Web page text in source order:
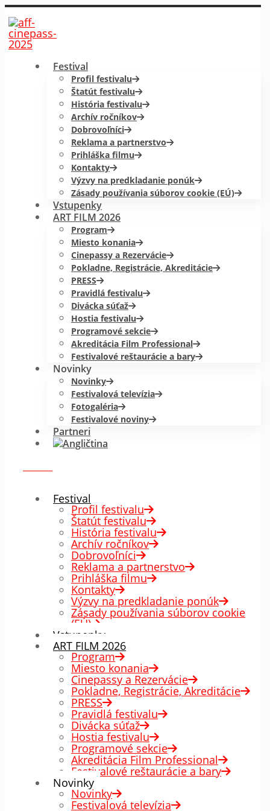
Festival
Profil festivalu
Štatút festivalu
História festivalu
Archív ročníkov
Dobrovoľníci
Reklama a partnerstvo
Prihláška filmu
Kontakty
Výzvy na predkladanie ponúk
Zásady používania súborov cookie (EÚ)
Vstupenky
ART FILM 2026
Program
Miesto konania
Cinepassy a Rezervácie
Pokladne, Registrácie, Akreditácie
PRESS
Pravidlá festivalu
Divácka súťaž
Hostia festivalu
Programové sekcie
Akreditácia Film Professional
Festivalové reštaurácie a bary
Novinky
Novinky
Festivalová televízia
Fotogaléria
Festivalové noviny
Partneri
Festival
Profil festivalu
Štatút festivalu
História festivalu
Archív ročníkov
Dobrovoľníci
Reklama a partnerstvo
Prihláška filmu
Kontakty
Výzvy na predkladanie ponúk
Zásady používania súborov cookie
(EÚ)
Vstupenky
ART FILM 2026
Program
Miesto konania
Cinepassy a Rezervácie
Pokladne, Registrácie, Akreditácie
PRESS
Pravidlá festivalu
Divácka súťaž
Hostia festivalu
Programové sekcie
Akreditácia Film Professional
Festivalové reštaurácie a bary
Novinky
Novinky
Festivalová televízia